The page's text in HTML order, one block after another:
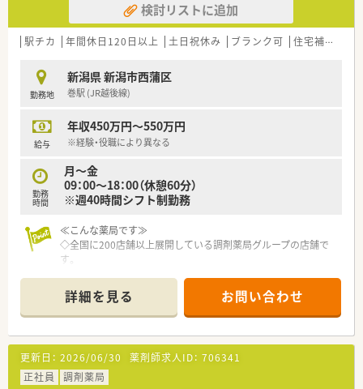
検討リストに追加
駅チカ 年間休日120日以上 土日祝休み ブランク可 住宅補助(手当)あり
勤務地
新潟県 新潟市西蒲区
巻駅 (JR越後線)
給与
年収450万円～550万円
※経験・役職により異なる
勤務
時間
月～金
09：00～18：00（休憩60分）
※週40時間シフト制勤務
≪こんな薬局です≫
◇全国に200店舗以上展開している調剤薬局グループの店舗で
す。
各種保険加入、研修制度、各種手当・産休・育休はもちろん、持
株制度や会員制リゾート施設、
育児・介護時短制度など魅力がいっぱい。
◇全国規模での学術発表会も実施しています！
詳細を見る お問い合わせ
更新日： 2026/06/30 薬剤師求人ID： 706341
正社員
調剤薬局